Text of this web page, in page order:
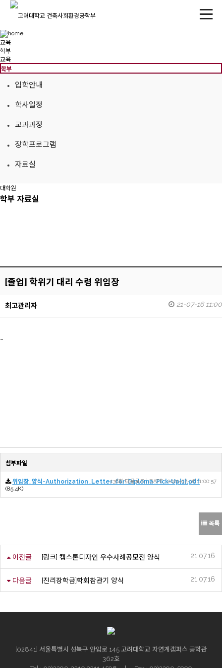
교육
학부
교육
학부
입학안내
학사일정
교과과정
장학프로그램
자료실
대학원
학부 자료실
[졸업] 학위기 대리 수령 위임장
최고관리자 21-07-16 11:00
-
첨부파일
위임장_양식-Authorization_Letter_for_Diploma_Pick-Up[1].pdf
(85.4K)
136회 다운로드 | DATE : 2021-07-16 11:00:57
목록
이전글 [링크] 캡스톤디자인 우수사례공모전 양식 21.07.16
다음글 [진리장학금]학회참관기 양식 21.07.16
[02841] 서울특별시 성북구 안암로 145 고려대학교 자연계캠퍼스 공학관
362호